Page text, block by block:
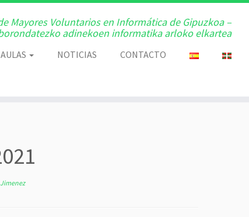
Mayores Voluntarios en Informática de Gipuzkoa –
adinekoen informatika arloko elkartea
AULAS NOTICIAS CONTACTO